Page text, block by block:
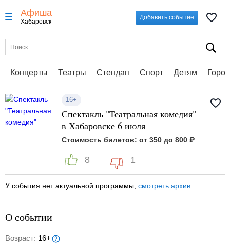
Афиша
Хабаровск
Добавить событие
Концерты Театры Стендап Спорт Детям
16+
Спектакль "Театральная комедия"
в Хабаровске 6 июля
Стоимость билетов: от 350 до 800 ₽
8 1
У события нет актуальной программы, смотреть архив
О событии
Возраст: 16+